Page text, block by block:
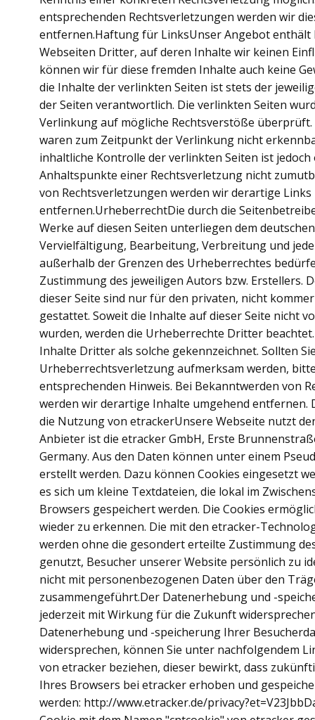
entsprechenden Rechtsverletzungen werden wir
entfernen.Haftung für LinksUnser Angebot enthält
Webseiten Dritter, auf deren Inhalte wir keinen
können wir für diese fremden Inhalte auch keine
die Inhalte der verlinkten Seiten ist stets der
der Seiten verantwortlich. Die verlinkten Seiten
Verlinkung auf mögliche Rechtsverstöße
waren zum Zeitpunkt der Verlinkung nicht
inhaltliche Kontrolle der verlinkten Seiten ist
Anhaltspunkte einer Rechtsverletzung nicht
von Rechtsverletzungen werden wir derartige
entfernen.UrheberrechtDie durch die
Werke auf diesen Seiten unterliegen dem
Vervielfältigung, Bearbeitung, Verbreitung und
außerhalb der Grenzen des Urheberrechtes
Zustimmung des jeweiligen Autors bzw. Erstellers.
dieser Seite sind nur für den privaten, nicht
gestattet. Soweit die Inhalte auf dieser Seite nicht
wurden, werden die Urheberrechte Dritter
Inhalte Dritter als solche gekennzeichnet. Sollten
Urheberrechtsverletzung aufmerksam werden,
entsprechenden Hinweis. Bei Bekanntwerden von
werden wir derartige Inhalte umgehend
die Nutzung von etrackerUnsere Webseite nutzt
Anbieter ist die etracker GmbH, Erste
Germany. Aus den Daten können unter einem
erstellt werden. Dazu können Cookies eingesetzt
es sich um kleine Textdateien, die lokal im
Browsers gespeichert werden. Die Cookies
wieder zu erkennen. Die mit den etracker-
werden ohne die gesondert erteilte Zustimmung
genutzt, Besucher unserer Website persönlich zu
nicht mit personenbezogenen Daten über den
zusammengeführt.Der Datenerhebung und -
jederzeit mit Wirkung für die Zukunft
Datenerhebung und -speicherung Ihrer
widersprechen, können Sie unter nachfolgendem
von etracker beziehen, dieser bewirkt, dass
Ihres Browsers bei etracker erhoben und
werden: http://www.etracker.de/